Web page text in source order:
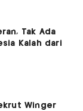
Tak Ada
Kalah dari
Winger